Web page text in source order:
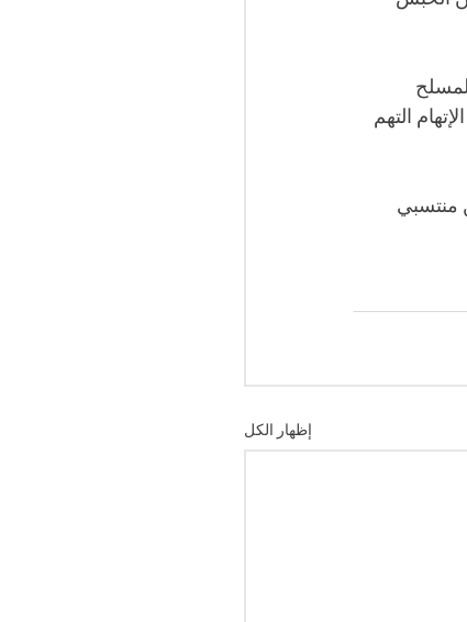
المسلح
التهم
37 فرداً أخر من منتسبي
إظهار الكل